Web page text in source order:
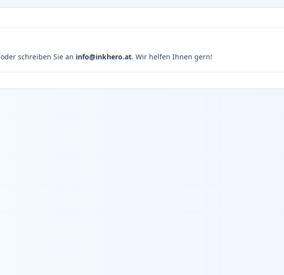
oder schreiben Sie an info@inkhero.at. Wir helfen Ihnen gern!